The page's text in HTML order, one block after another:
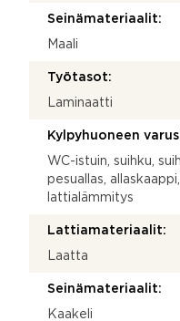
Seinämateriaalit:
Maali
Työtasot:
Laminaatti
Kylpyhuoneen
WC-istuin, suihku,
pesuallas,
lattialämmitys
Lattiamateriaalit:
Laatta
Seinämateriaalit:
Kaakeli